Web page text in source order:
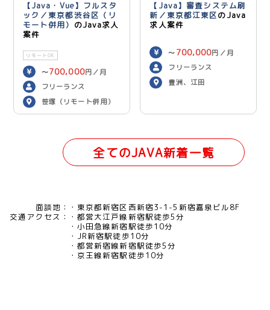
【Java・Vue】フルスタ
ック／東京都渋谷区（リ
モート併用） のJava求人
案件
リモートOK
〜700,000円／月
フリーランス
笹塚（リモート併用）
【Java】審査システム刷
新／東京都江東区のJava
求人案件
〜 700,000円／月
フリーランス
豊洲、江田
全てのJAVA新着一覧
面談地：
東京都新宿区西新宿3-1-5新宿嘉泉ビル8F
交通アクセス：
都営大江戸線新宿駅徒歩5分
小田急線新宿駅徒歩10分
JR新宿駅徒歩10分
都営新宿線新宿駅徒歩5分
京王線新宿駅徒歩10分